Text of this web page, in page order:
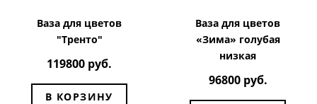
Ваза для цветов
"Тренто"
119800 руб.
В КОРЗИНУ
Ваза для цветов
«Зима» голубая
низкая
96800 руб.